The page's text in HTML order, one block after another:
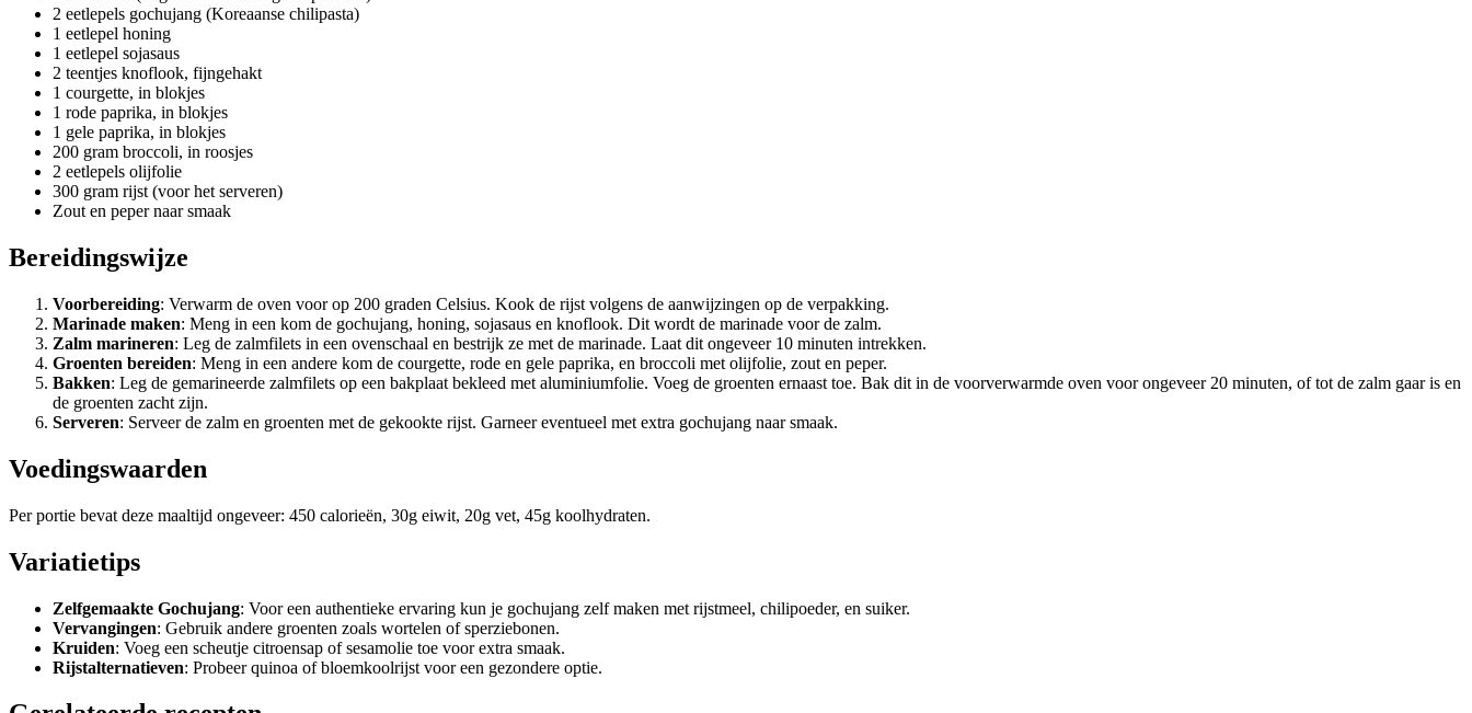
2 eetlepels gochujang (Koreaanse chilipasta)
1 eetlepel honing
1 eetlepel sojasaus
2 teentjes knoflook, fijngehakt
1 courgette, in blokjes
1 rode paprika, in blokjes
1 gele paprika, in blokjes
200 gram broccoli, in roosjes
2 eetlepels olijfolie
300 gram rijst (voor het serveren)
Zout en peper naar smaak
Bereidingswijze
Voorbereiding: Verwarm de oven voor op 200 graden Celsius. Kook de rijst volgens de aanwijzingen op de verpakking.
Marinade maken: Meng in een kom de gochujang, honing, sojasaus en knoflook. Dit wordt de marinade voor de zalm.
Zalm marineren: Leg de zalmfilets in een ovenschaal en bestrijk ze met de marinade. Laat dit ongeveer 10 minuten intrekken.
Groenten bereiden: Meng in een andere kom de courgette, rode en gele paprika, en broccoli met olijfolie, zout en peper.
Bakken: Leg de gemarineerde zalmfilets op een bakplaat bekleed met aluminiumfolie. Voeg de groenten ernaast toe. Bak dit in de voorverwarmde oven voor ongeveer 20 minuten, of tot de zalm gaar is en
de groenten zacht zijn.
Serveren: Serveer de zalm en groenten met de gekookte rijst. Garneer eventueel met extra gochujang naar smaak.
Voedingswaarden
Per portie bevat deze maaltijd ongeveer: 450 calorieën, 30g eiwit, 20g vet, 45g koolhydraten.
Variatietips
Zelfgemaakte Gochujang: Voor een authentieke ervaring kun je gochujang zelf maken met rijstmeel, chilipoeder, en suiker.
Vervangingen: Gebruik andere groenten zoals wortelen of sperziebonen.
Kruiden: Voeg een scheutje citroensap of sesamolie toe voor extra smaak.
Rijstalternatieven: Probeer quinoa of bloemkoolrijst voor een gezondere optie.